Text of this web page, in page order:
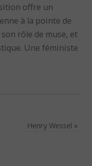
offre un
à la pointe de
rôle de muse, et
Une féministe
Henry Wessel »